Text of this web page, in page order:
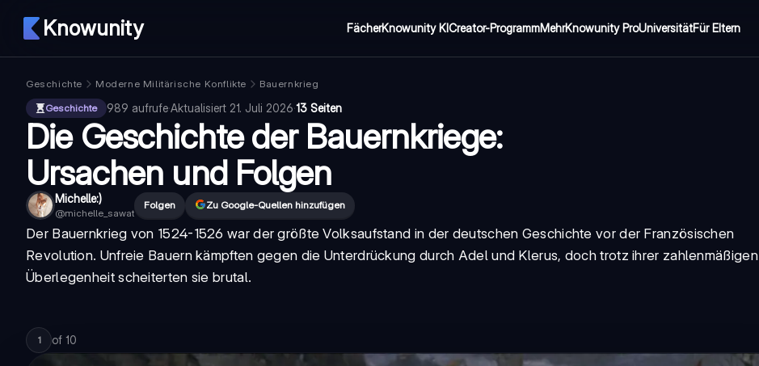
Knowunity FächerKnowunity KICreator-ProgrammMehrKnowunity ProUniversitätFür Eltern
Geschichte Moderne Militärische Konflikte
Bauernkrieg
Geschichte
989 aufrufe·Aktualisiert 21. Juli 2026·13 Seiten
Die Geschichte der Bauernkriege:
Ursachen und Folgen
Michelle:)
@michelle_sawat
Folgen Zu Google-Quellen hinzufügen
Der Bauernkrieg von 1524-1526 war der größte Volksaufstand in der deutschen Geschichte vor der Französischen
Revolution. Unfreie Bauern kämpften gegen die Unterdrückung durch Adel und Klerus, doch trotz ihrer zahlenmäßigen
Überlegenheit scheiterten sie brutal.
1 of 10